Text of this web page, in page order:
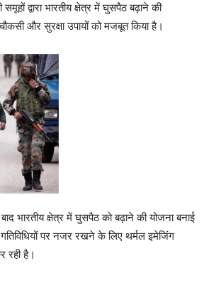
द्वारा भारतीय क्षेत्र में घुसपैठ बढ़ाने की
और सुरक्षा उपायों को मजबूत किया है।
भारतीय क्षेत्र में घुसपैठ को बढ़ाने की योजना बनाई
पर नजर रखने के लिए थर्मल इमेजिंग
रही है।